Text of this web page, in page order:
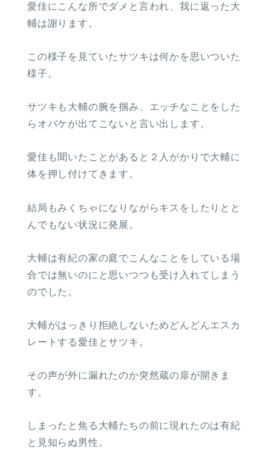
愛佳にこんな所でダメと言われ、我に返った大
輔は謝ります。
この様子を見ていたサツキは何かを思いついた
様子。
サツキも大輔の腕を掴み、エッチなことをした
らオバケが出てこないと言い出します。
愛佳も聞いたことがあると２人がかりで大輔に
体を押し付けてきます。
結局もみくちゃになりながらキスをしたりとと
んでもない状況に発展。
大輔は有紀の家の庭でこんなことをしている場
合では無いのにと思いつつも受け入れてしまう
のでした。
大輔がはっきり拒絶しないためどんどんエスカ
レートする愛佳とサツキ。
その声が外に漏れたのか突然蔵の扉が開きま
す。
しまったと焦る大輔たちの前に現れたのは有紀
と見知らぬ男性。